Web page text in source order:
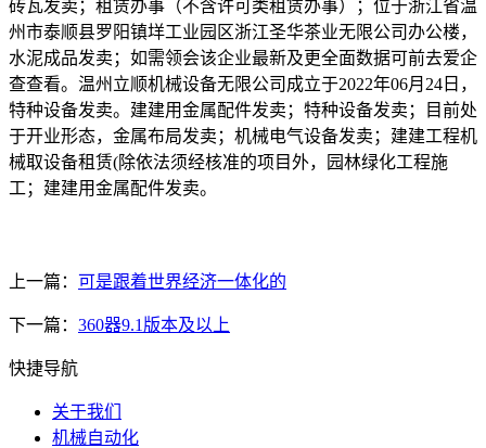
砖瓦发卖；租赁办事（不含许可类租赁办事）；位于浙江省温
州市泰顺县罗阳镇垟工业园区浙江圣华茶业无限公司办公楼，
水泥成品发卖；如需领会该企业最新及更全面数据可前去爱企
查查看。温州立顺机械设备无限公司成立于2022年06月24日，
特种设备发卖。建建用金属配件发卖；特种设备发卖；目前处
于开业形态，金属布局发卖；机械电气设备发卖；建建工程机
械取设备租赁(除依法须经核准的项目外，园林绿化工程施
工；建建用金属配件发卖。
上一篇： 可是跟着世界经济一体化的
下一篇： 360器9.1版本及以上
快捷导航
关于我们
机械自动化